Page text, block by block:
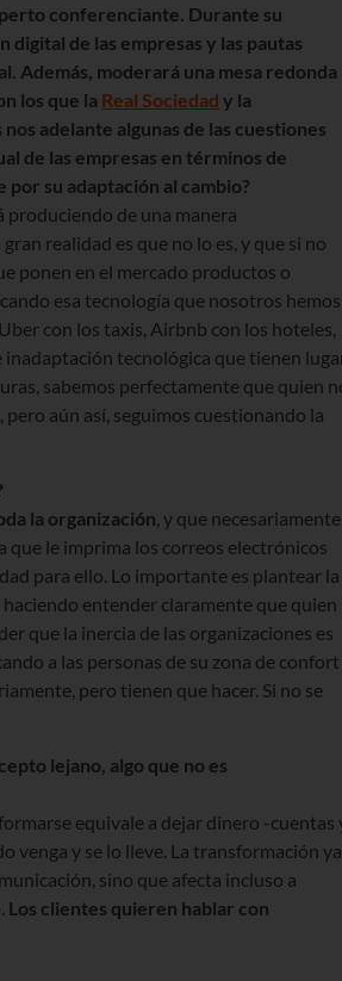
conferenciante. Durante su
de las empresas y las pautas
Además, moderará una mesa redonda
los que la Real Sociedad y la
adelante algunas de las cuestiones
de las empresas en términos de
por su adaptación al cambio?
produciendo de una manera
realidad es que no lo es, y que si no
ponen en el mercado productos o
esa tecnología que nosotros hemos
con los taxis, Airbnb con los hoteles,
inadaptación tecnológica que tienen
sabemos perfectamente que quien
aún así, seguimos cuestionando la
la organización , y que necesariamente
que le imprima los correos electrónicos
para ello. Lo importante es plantear la
entender claramente que quien
que la inercia de las organizaciones es
a las personas de su zona de confort
pero tienen que hacer. Si no se
lejano, algo que no es
equivale a dejar dinero -cuentas
venga y se lo lleve. La transformación ya
sino que afecta incluso a
Los clientes quieren hablar con